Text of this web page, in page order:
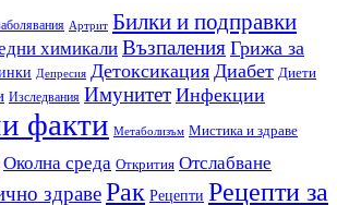
Артрит Билки и подправки
химикали Възпаления Грижа за
Депресия Детоксикация Диабет Диети
Изследвания Имунитет Инфекции
факти Метаболизъм Мистика и здраве
Околна среда Открития Отслабване
здравеРак Рецепти Рецепти за